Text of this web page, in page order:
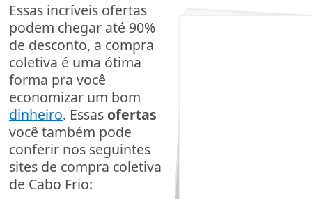
Essas incríveis ofertas
podem chegar até 90%
de desconto, a compra
coletiva é uma ótima
forma pra você
economizar um bom
dinheiro. Essas ofertas
você também pode
conferir nos seguintes
sites de compra coletiva
de Cabo Frio: